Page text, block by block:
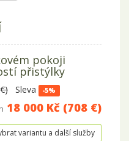
pokoji
přistýlky
Sleva -5%
18 000 Kč (708 €)
variantu a další služby